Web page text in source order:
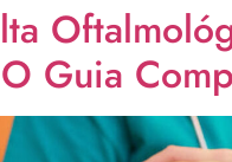
Guia